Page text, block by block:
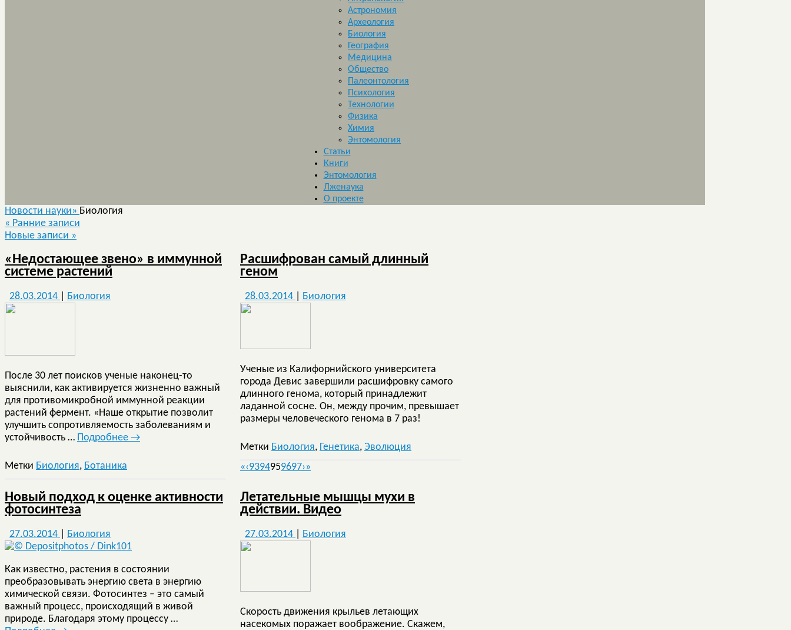
Астрономия
Археология
Биология
География
Медицина
Общество
Палеонтология
Психология
Технологии
Физика
Химия
Энтомология
Статьи
Книги
Энтомология
Лженаука
О проекте
Новости науки» Биология
« Ранние записи
Новые записи »
«Недостающее звено» в иммунной
системе растений
28.03.2014 Биология
После 30 лет поисков ученые наконец-то
выяснили, как активируется жизненно важный
для противомикробной иммунной реакции
растений фермент. «Наше открытие позволит
улучшить сопротивляемость заболеваниям и
устойчивость … Подробнее →
Метки Биология, Ботаника
Расшифрован самый длинный
геном
28.03.2014 Биология
Ученые из Калифорнийского университета
города Девис завершили расшифровку самого
длинного генома, который принадлежит
ладанной сосне. Он, между прочим, превышает
размеры человеческого генома в 7 раз!
Метки Биология, Генетика, Эволюция
Новый подход к оценке активности
фотосинтеза
27.03.2014 Биология
Как известно, растения в состоянии
преобразовывать энергию света в энергию
химической связи. Фотосинтез – это самый
важный процесс, происходящий в живой
природе. Благодаря этому процессу …
Летательные мышцы мухи в
действии. Видео
27.03.2014 Биология
Скорость движения крыльев летающих
насекомых поражает воображение. Скажем,
«‹9394959697›»